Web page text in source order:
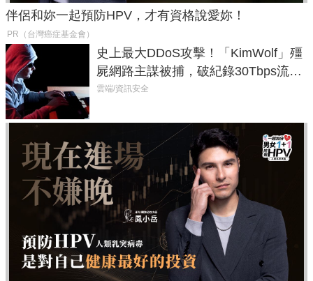
伴侶和妳一起預防HPV，才有資格說愛妳！
PR（台灣癌症基金會）
史上最大DDoS攻擊！「KimWolf」殭
屍網路主謀被捕，破紀錄30Tbps流量
癱瘓全球！
雲端/資訊安全